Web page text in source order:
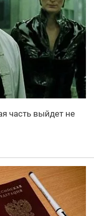
часть выйдет не